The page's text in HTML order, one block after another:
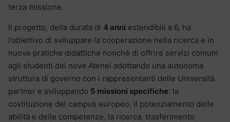
terza missione.
Il progetto, della durata di 4 anni estendibili a 6, ha
l’obiettivo di sviluppare la cooperazione nella ricerca e in
nuove pratiche didattiche nonché di offrire servizi comuni
agli studenti dei nove Atenei adottando una autonoma
struttura di governo con i rappresentanti delle Università
partner e sviluppando 5 missioni specifiche: la
costituzione del campus europeo, il potenziamento delle
abilità e delle competenze, la ricerca, trasferimento